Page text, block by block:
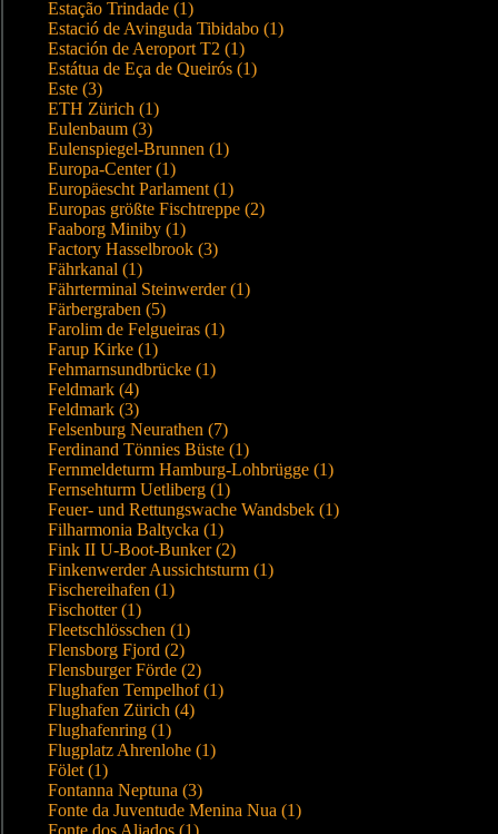
Estação Trindade (1)
Estació de Avinguda Tibidabo (1)
Estación de Aeroport T2 (1)
Estátua de Eça de Queirós (1)
Este (3)
ETH Zürich (1)
Eulenbaum (3)
Eulenspiegel-Brunnen (1)
Europa-Center (1)
Europäescht Parlament (1)
Europas größte Fischtreppe (2)
Faaborg Miniby (1)
Factory Hasselbrook (3)
Fährkanal (1)
Fährterminal Steinwerder (1)
Färbergraben (5)
Farolim de Felgueiras (1)
Farup Kirke (1)
Fehmarnsundbrücke (1)
Feldmark (4)
Feldmark (3)
Felsenburg Neurathen (7)
Ferdinand Tönnies Büste (1)
Fernmeldeturm Hamburg-Lohbrügge (1)
Fernsehturm Uetliberg (1)
Feuer- und Rettungswache Wandsbek (1)
Filharmonia Baltycka (1)
Fink II U-Boot-Bunker (2)
Finkenwerder Aussichtsturm (1)
Fischereihafen (1)
Fischotter (1)
Fleetschlösschen (1)
Flensborg Fjord (2)
Flensburger Förde (2)
Flughafen Tempelhof (1)
Flughafen Zürich (4)
Flughafenring (1)
Flugplatz Ahrenlohe (1)
Fölet (1)
Fontanna Neptuna (3)
Fonte da Juventude Menina Nua (1)
Fonte dos Aliados (1)